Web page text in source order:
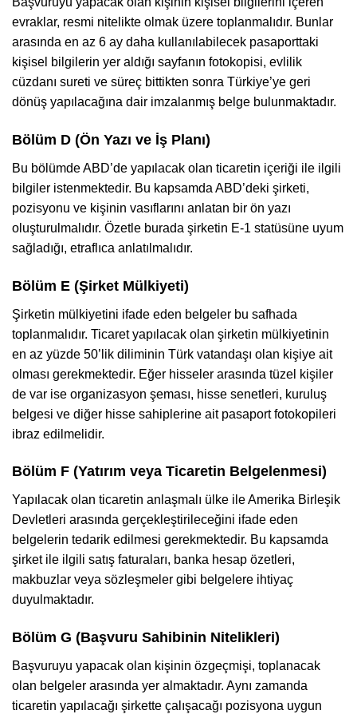
evraklar, resmi nitelikte olmak üzere toplanmalıdır. Bunlar
arasında en az 6 ay daha kullanılabilecek pasaporttaki
kişisel bilgilerin yer aldığı sayfanın fotokopisi, evlilik
cüzdanı sureti ve süreç bittikten sonra Türkiye’ye geri
dönüş yapılacağına dair imzalanmış belge bulunmaktadır.
Bölüm D (Ön Yazı ve İş Planı)
Bu bölümde ABD’de yapılacak olan ticaretin içeriği ile ilgili
bilgiler istenmektedir. Bu kapsamda ABD’deki şirketi,
pozisyonu ve kişinin vasıflarını anlatan bir ön yazı
oluşturulmalıdır. Özetle burada şirketin E-1 statüsüne uyum
sağladığı, etraflıca anlatılmalıdır.
Bölüm E (Şirket Mülkiyeti)
Şirketin mülkiyetini ifade eden belgeler bu safhada
toplanmalıdır. Ticaret yapılacak olan şirketin mülkiyetinin
en az yüzde 50’lik diliminin Türk vatandaşı olan kişiye ait
olması gerekmektedir. Eğer hisseler arasında tüzel kişiler
de var ise organizasyon şeması, hisse senetleri, kuruluş
belgesi ve diğer hisse sahiplerine ait pasaport fotokopileri
ibraz edilmelidir.
Bölüm F (Yatırım veya Ticaretin Belgelenmesi)
Yapılacak olan ticaretin anlaşmalı ülke ile Amerika Birleşik
Devletleri arasında gerçekleştirileceğini ifade eden
belgelerin tedarik edilmesi gerekmektedir. Bu kapsamda
şirket ile ilgili satış faturaları, banka hesap özetleri,
makbuzlar veya sözleşmeler gibi belgelere ihtiyaç
duyulmaktadır.
Bölüm G (Başvuru Sahibinin Nitelikleri)
Başvuruyu yapacak olan kişinin özgeçmişi, toplanacak
olan belgeler arasında yer almaktadır. Aynı zamanda
ticaretin yapılacağı şirkette çalışacağı pozisyona uygun